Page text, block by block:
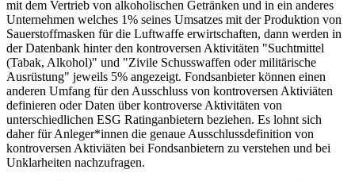
mit dem Vertrieb von alkoholischen Getränken und in ein anderes
Unternehmen welches 1% seines Umsatzes mit der Produktion von
Sauerstoffmasken für die Luftwaffe erwirtschaften, dann werden in
der Datenbank hinter den kontroversen Aktivitäten "Suchtmittel
(Tabak, Alkohol)" und "Zivile Schusswaffen oder militärische
Ausrüstung" jeweils 5% angezeigt. Fondsanbieter können einen
anderen Umfang für den Ausschluss von kontroversen Aktiviäten
definieren oder Daten über kontroverse Aktivitäten von
unterschiedlichen ESG Ratinganbietern beziehen. Es lohnt sich
daher für Anleger*innen die genaue Ausschlussdefinition von
kontroversen Aktiviäten bei Fondsanbietern zu verstehen und bei
Unklarheiten nachzufragen.